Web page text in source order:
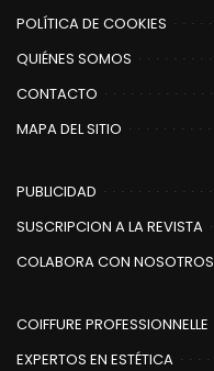
POLÍTICA DE COOKIES
QUIÉNES SOMOS
CONTACTO
MAPA DEL SITIO
PUBLICIDAD
SUSCRIPCION A LA REVISTA
COLABORA CON NOSOTROS
COIFFURE PROFESSIONNELLE
EXPERTOS EN ESTÉTICA